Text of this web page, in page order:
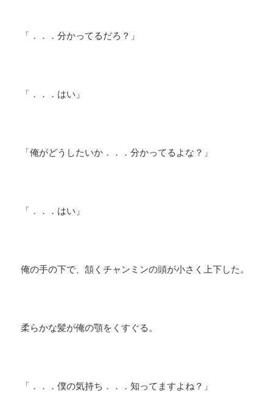
「．．．分かってるだろ？」
「．．．はい」
「俺がどうしたいか．．．分かってるよな？」
「．．．はい」
俺の手の下で、頷くチャンミンの頭が小さく上下した。
柔らかな髪が俺の顎をくすぐる。
「．．．僕の気持ち．．．知ってますよね？」